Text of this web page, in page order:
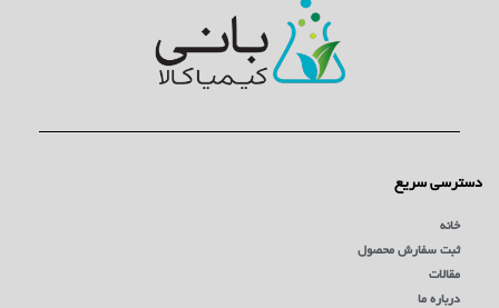
دسترسی سریع
خانه
ثبت سفارش محصول
مقالات
درباره ما